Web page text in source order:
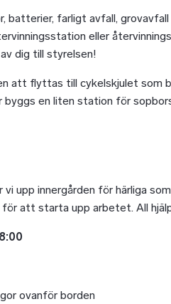
batterier, farligt avfall,
eller
dig till styrelsen!
att flyttas till cykelskjulet
byggs en liten station för
vi upp innergården för härliga
för att starta upp arbetet. All
ovanför borden